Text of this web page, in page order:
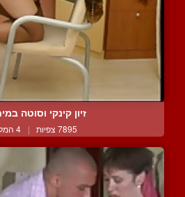
זיון קינקי וסוטה
7895 צפיות | 4 המלצות